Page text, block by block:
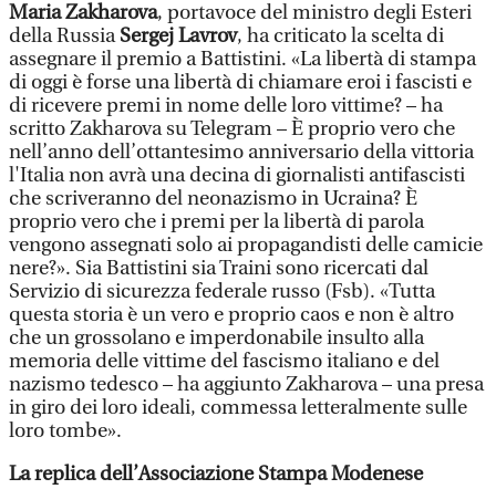
Maria Zakharova, portavoce del ministro degli Esteri
della RussiaSergej Lavrov, ha criticato la scelta di
assegnare il premio a Battistini. «La libertà di stampa
di oggi è forse una libertà di chiamare eroi i fascisti e
di ricevere premi in nome delle loro vittime? – ha
scritto Zakharova su Telegram – È proprio vero che
nell’anno dell’ottantesimo anniversario della vittoria
l'Italia non avrà una decina di giornalisti antifascisti
che scriveranno del neonazismo in Ucraina? È
proprio vero che i premi per la libertà di parola
vengono assegnati solo ai propagandisti delle camicie
nere?». Sia Battistini sia Traini sono ricercati dal
Servizio di sicurezza federale russo (Fsb). «Tutta
questa storia è un vero e proprio caos e non è altro
che un grossolano e imperdonabile insulto alla
memoria delle vittime del fascismo italiano e del
nazismo tedesco – ha aggiunto Zakharova – una presa
in giro dei loro ideali, commessa letteralmente sulle
loro tombe».
La replica dell’Associazione Stampa Modenese